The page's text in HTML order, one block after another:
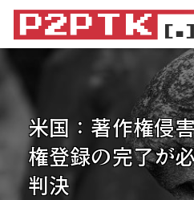
米国：著作権侵
権登録の完了が
判決